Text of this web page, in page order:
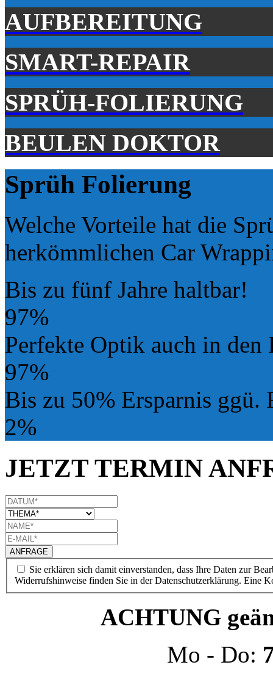
AUFBEREITUNG
SMART-REPAIR
SPRÜH-FOLIERUNG
BEULEN DOKTOR
Sprüh Folierung
Welche Vorteile hat die
herkömmlichen Car
Bis zu fünf Jahre haltbar!
97%
Perfekte Optik auch in den
97%
Bis zu 50% Ersparnis ggü.
2%
JETZT TERMIN
Sie erklären sich damit einverstanden, dass Ihre Daten zur
Widerrufshinweise finden Sie in der Datenschutzerklärung. Eine
ACHTUNG
Mo - Do: